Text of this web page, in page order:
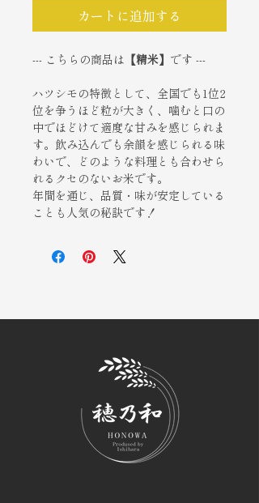
カートに追加する
--- こちらの商品は 【精米】 です ---
ハツシモの特徴として、全国でも1位2
位を争うほど粒が大きく、噛むと口の
中でほどけて適度な甘みを感じられま
す。飲み込んでも余韻を感じられる味
わいで、どのような料理とも合わせら
れるクセのないお米です。
年間を通じ、品質・味が安定している
ことも人気の秘訣です！